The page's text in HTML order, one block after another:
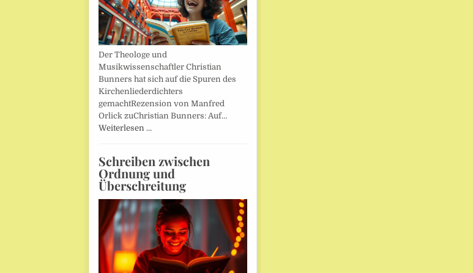
Der Theologe und
Musikwissenschaftler Christian
Bunners hat sich auf die Spuren des
Kirchenliederdichters
gemachtRezension von Manfred
Orlick zuChristian Bunners: Auf…
Weiterlesen …
Schreiben zwischen
Ordnung und
Überschreitung